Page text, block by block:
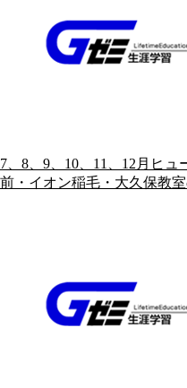
7、8、9、10、11、12月ヒ
前・イオン稲毛・大久保教